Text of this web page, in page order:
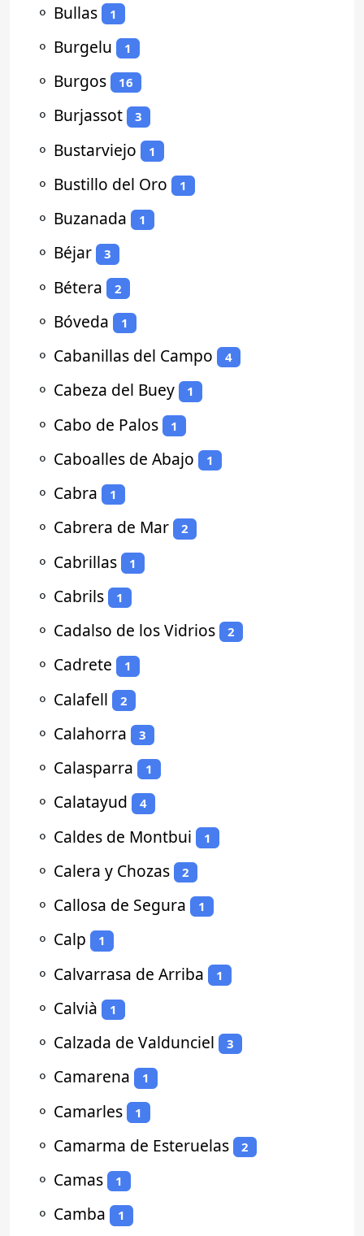
⚬ Bullas 1
⚬ Burgelu 1
⚬ Burgos 16
⚬ Burjassot 3
⚬ Bustarviejo 1
⚬ Bustillo del Oro 1
⚬ Buzanada 1
⚬ Béjar 3
⚬ Bétera 2
⚬ Bóveda 1
⚬ Cabanillas del Campo 4
⚬ Cabeza del Buey 1
⚬ Cabo de Palos 1
⚬ Caboalles de Abajo 1
⚬ Cabra 1
⚬ Cabrera de Mar 2
⚬ Cabrillas 1
⚬ Cabrils 1
⚬ Cadalso de los Vidrios 2
⚬ Cadrete 1
⚬ Calafell 2
⚬ Calahorra 3
⚬ Calasparra 1
⚬ Calatayud 4
⚬ Caldes de Montbui 1
⚬ Calera y Chozas 2
⚬ Callosa de Segura 1
⚬ Calp 1
⚬ Calvarrasa de Arriba 1
⚬ Calvià 1
⚬ Calzada de Valdunciel 3
⚬ Camarena 1
⚬ Camarles 1
⚬ Camarma de Esteruelas 2
⚬ Camas 1
⚬ Camba 1